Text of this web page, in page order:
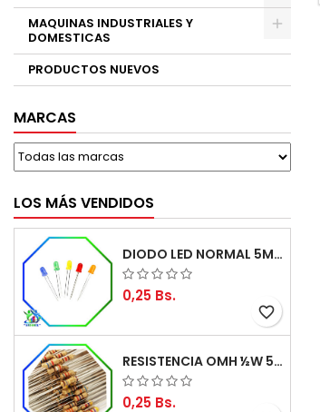
MAQUINAS INDUSTRIALES Y
DOMESTICAS
PRODUCTOS NUEVOS
MARCAS
LOS MÁS VENDIDOS
DIODO LED NORMAL 5MM
0,25 Bs.
favorite_border
RESISTENCIA OMH ½W 5%
0,25 Bs.